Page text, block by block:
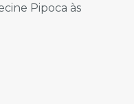
Pipoca às